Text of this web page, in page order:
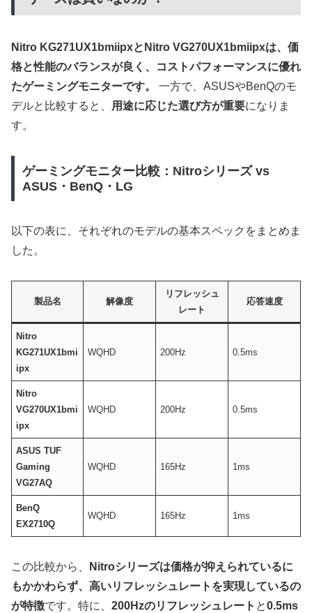
Nitro KG271UX1bmiipxとNitro VG270UX1bmiipxは、価
格と性能のバランスが良く、コストパフォーマンスに優れ
たゲーミングモニターです。
一方で、ASUSやBenQのモ
デルと比較すると、
用途に応じた選び方が重要になりま
す。
ゲーミングモニター比較：Nitroシリーズ vs
ASUS・BenQ・LG
以下の表に、それぞれのモデルの基本スペックをまとめま
した。
製品名 解像度
リフレッシュ
レート
応答速度
Nitro
KG271UX1bmi
ipx
WQHD 200Hz 0.5ms
Nitro
VG270UX1bmi
ipx
WQHD 200Hz 0.5ms
ASUS TUF
Gaming
VG27AQ
WQHD 165Hz 1ms
BenQ
EX2710Q
WQHD 165Hz 1ms
この比較から、
Nitroシリーズは価格が抑えられているに
もかかわらず、高いリフレッシュレートを実現しているの
が特徴です。特に、 200Hzのリフレッシュレート と0.5ms